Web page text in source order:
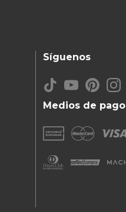
Medios de pago
Síguenos